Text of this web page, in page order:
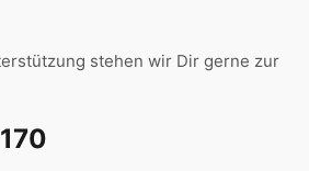
stehen wir Dir gerne zur